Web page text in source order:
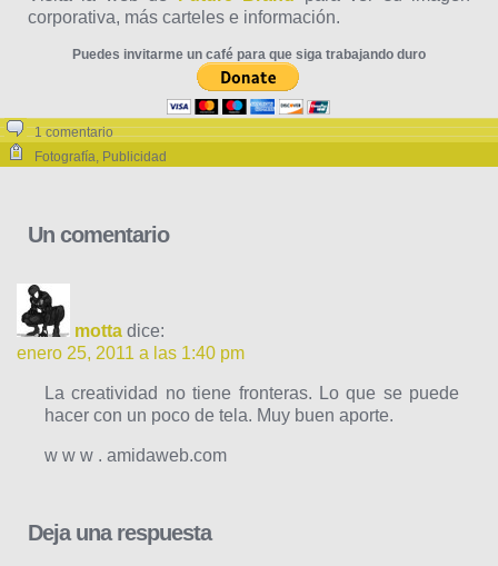
corporativa, más carteles e información.
Puedes invitarme un café para que siga trabajando duro
1 comentario
Fotografía, Publicidad
Un comentario
motta dice:
enero 25, 2011 a las 1:40 pm
La creatividad no tiene fronteras. Lo que se puede
hacer con un poco de tela. Muy buen aporte.
w w w . amidaweb.com
Deja una respuesta